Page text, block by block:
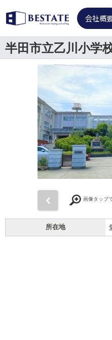
会社概
半田市立乙川小学
画像タップ
所在地